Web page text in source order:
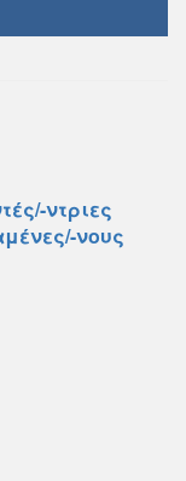
ντριες
νους